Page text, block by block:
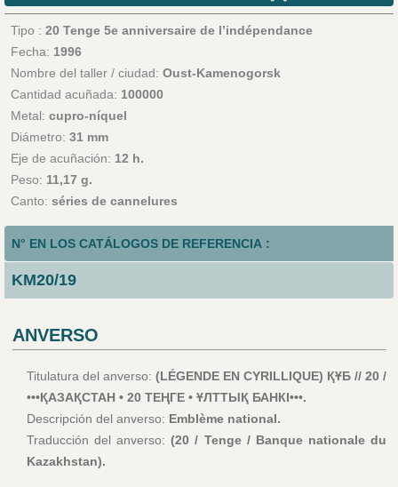
Tipo : 20 Tenge 5e anniversaire de l’indépendance
Fecha: 1996
Nombre del taller / ciudad: Oust-Kamenogorsk
Cantidad acuñada: 100000
Metal: cupro-níquel
Diámetro: 31 mm
Eje de acuñación: 12 h.
Peso: 11,17 g.
Canto: séries de cannelures
N° EN LOS CATÁLOGOS DE REFERENCIA :
KM20/19
ANVERSO
Titulatura del anverso: (LÉGENDE EN CYRILLIQUE) ҚҰБ // 20 /
•••ҚАЗАҚСТАН • 20 ТЕҢГЕ • ҰЛТТЫҚ БАНКІ•••.
Descripción del anverso: Emblème national.
Traducción del anverso:(20 / Tenge / Banque nationale du
Kazakhstan).